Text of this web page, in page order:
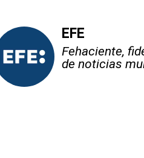
EFE
Fehaciente,
de noticias